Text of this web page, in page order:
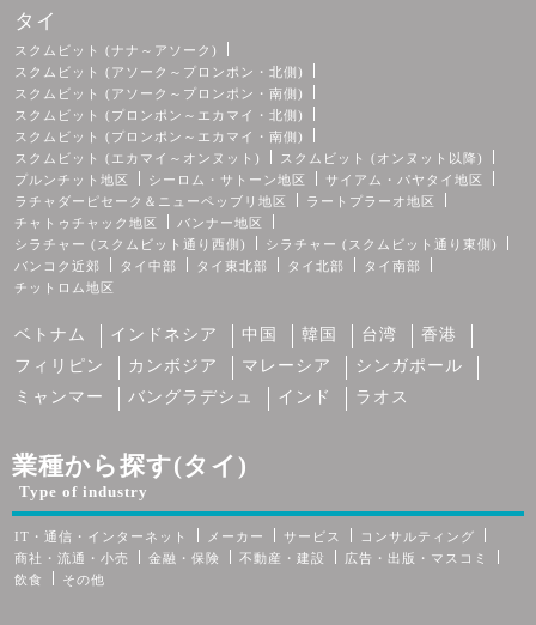
タイ
スクムビット (ナナ～アソーク)
スクムビット (アソーク～プロンポン・北側)
スクムビット (アソーク～プロンポン・南側)
スクムビット (プロンポン～エカマイ・北側)
スクムビット (プロンポン～エカマイ・南側)
スクムビット (エカマイ～オンヌット)
スクムビット (オンヌット以降)
プルンチット地区
シーロム・サトーン地区
サイアム・パヤタイ地区
ラチャダーピセーク＆ニューペッブリ地区
ラートプラーオ地区
チャトゥチャック地区
バンナー地区
シラチャー (スクムビット通り西側)
シラチャー (スクムビット通り東側)
バンコク近郊
タイ中部 タイ東北部 タイ北部
タイ南部
チットロム地区
ベトナム インドネシア 中国 韓国 台湾
香港
フィリピン
カンボジア マレーシア
シンガポール
ミャンマー
バングラデシュ インド ラオス
業種から探す(タイ)
Type of industry
IT・通信・インターネット メーカー サービス
コンサルティング
商社・流通・小売
金融・保険 不動産・建設
広告・出版・マスコミ
飲食
その他